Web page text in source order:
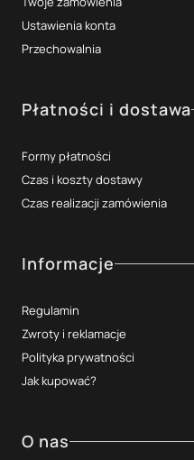
Ustawienia konta
Przechowalnia
Płatności i dostawa
Formy płatności
Czas i koszty dostawy
Czas realizacji zamówienia
Informacje
Regulamin
Zwroty i reklamacje
Polityka prywatności
Jak kupować?
O nas